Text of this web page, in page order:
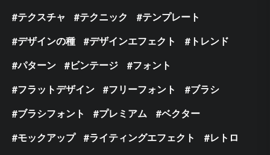
テクスチャ
テクニック
テンプレート
デザインの種
デザインエフェクト
トレンド
パターン
ビンテージ
フォント
フラットデザイン
フリーフォント
ブラシ
ブラシフォント
プレミアム
ベクター
モックアップ
ライティングエフェクト
レトロ